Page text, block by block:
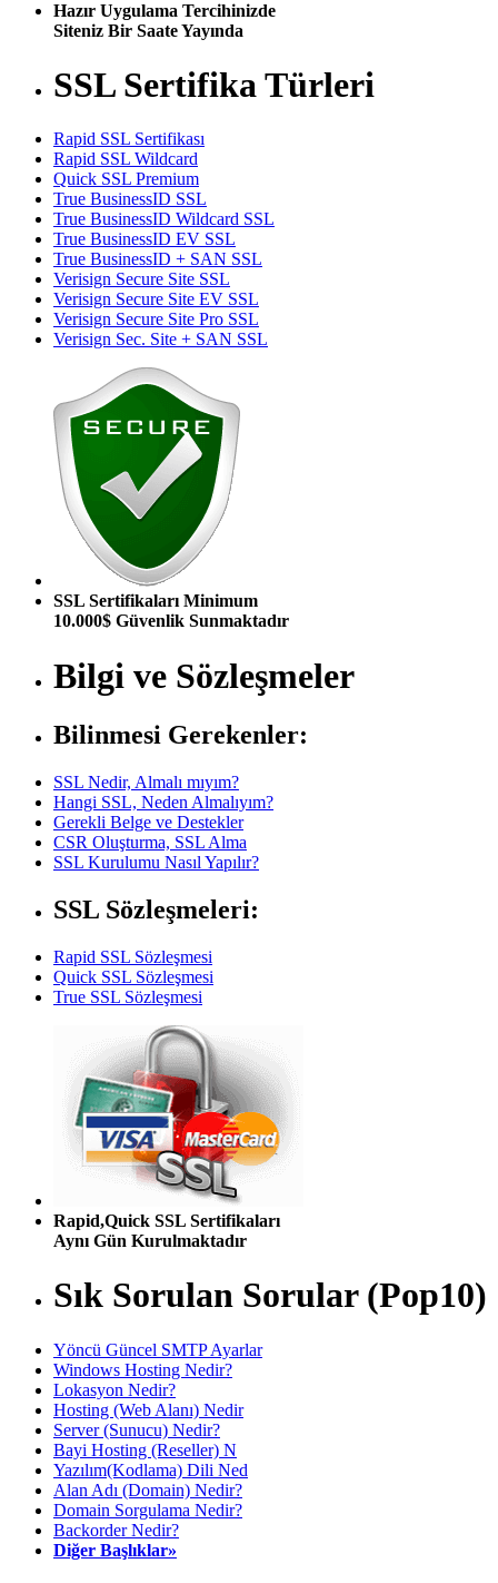
Hazır Uygulama Tercihinizde
Siteniz Bir Saate Yayında
SSL Sertifika Türleri
Rapid SSL Sertifikası
Rapid SSL Wildcard
Quick SSL Premium
True BusinessID SSL
True BusinessID Wildcard SSL
True BusinessID EV SSL
True BusinessID + SAN SSL
Verisign Secure Site SSL
Verisign Secure Site EV SSL
Verisign Secure Site Pro SSL
Verisign Sec. Site + SAN SSL
SSL Sertifikaları Minimum
10.000$ Güvenlik Sunmaktadır
Bilgi ve Sözleşmeler
Bilinmesi Gerekenler:
SSL Nedir, Almalı mıyım?
Hangi SSL, Neden Almalıyım?
Gerekli Belge ve Destekler
CSR Oluşturma, SSL Alma
SSL Kurulumu Nasıl Yapılır?
SSL Sözleşmeleri:
Rapid SSL Sözleşmesi
Quick SSL Sözleşmesi
True SSL Sözleşmesi
Rapid,Quick SSL Sertifikaları
Aynı Gün Kurulmaktadır
Sık Sorulan Sorular (Pop10)
Yöncü Güncel SMTP Ayarlar
Windows Hosting Nedir?
Lokasyon Nedir?
Hosting (Web Alanı) Nedir
Server (Sunucu) Nedir?
Bayi Hosting (Reseller) N
Yazılım(Kodlama) Dili Ned
Alan Adı (Domain) Nedir?
Domain Sorgulama Nedir?
Backorder Nedir?
Diğer Başlıklar»